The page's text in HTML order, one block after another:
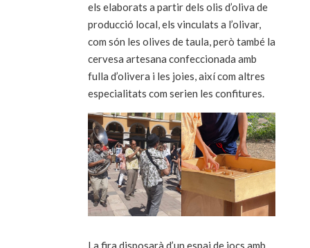
els elaborats a partir dels olis d’oliva de
producció local, els vinculats a l’olivar,
com són les olives de taula, però també la
cervesa artesana confeccionada amb
fulla d’olivera i les joies, així com altres
especialitats com serien les confitures.
La fira disposarà d’un espai de jocs amb